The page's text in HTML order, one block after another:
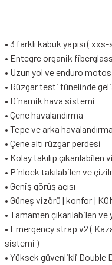
• 3 farklı kabuk yapısı (
• Entegre organik
• Uzun yol ve enduro
• Rüzgar testi tünelinde
• Dinamik hava sistemi
• Çene havalandırma
• Tepe ve arka
• Çene altı rüzgar perdesi
• Kolay takılıp
• Pinlock takılabilen ve
• Geniş görüş açısı
• Güneş vizörü [konfor]
• Tamamen çıkarılabilen
• Emergency strap v2 (
sistemi )
• Yüksek güvenlikli Double